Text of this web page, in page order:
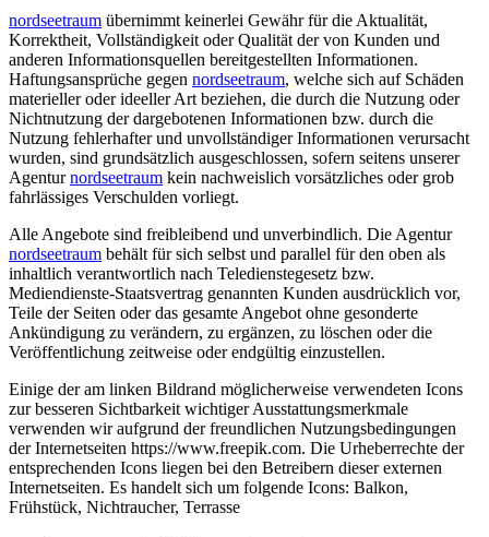
nordseetraum übernimmt keinerlei Gewähr für die Aktualität,
Korrektheit, Vollständigkeit oder Qualität der von Kunden und
anderen Informationsquellen bereitgestellten Informationen.
Haftungsansprüche gegen nordseetraum, welche sich auf Schäden
materieller oder ideeller Art beziehen, die durch die Nutzung oder
Nichtnutzung der dargebotenen Informationen bzw. durch die
Nutzung fehlerhafter und unvollständiger Informationen verursacht
wurden, sind grundsätzlich ausgeschlossen, sofern seitens unserer
Agenturnordseetraum kein nachweislich vorsätzliches oder grob
fahrlässiges Verschulden vorliegt.
Alle Angebote sind freibleibend und unverbindlich. Die Agentur
nordseetraum behält für sich selbst und parallel für den oben als
inhaltlich verantwortlich nach Teledienstegesetz bzw.
Mediendienste-Staatsvertrag genannten Kunden ausdrücklich vor,
Teile der Seiten oder das gesamte Angebot ohne gesonderte
Ankündigung zu verändern, zu ergänzen, zu löschen oder die
Veröffentlichung zeitweise oder endgültig einzustellen.
Einige der am linken Bildrand möglicherweise verwendeten Icons
zur besseren Sichtbarkeit wichtiger Ausstattungsmerkmale
verwenden wir aufgrund der freundlichen Nutzungsbedingungen
der Internetseiten https://www.freepik.com. Die Urheberrechte der
entsprechenden Icons liegen bei den Betreibern dieser externen
Internetseiten. Es handelt sich um folgende Icons: Balkon,
Frühstück, Nichtraucher, Terrasse